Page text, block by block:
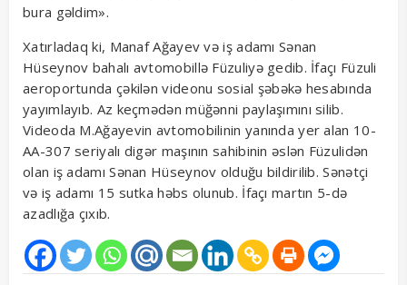
bura gəldim».
Xatırladaq ki, Manaf Ağayev və iş adamı Sənan
Hüseynov bahalı avtomobillə Füzuliyə gedib. İfaçı Füzuli
aeroportunda çəkilən videonu sosial şəbəkə hesabında
yayımlayıb. Az keçmədən müğənni paylaşımını silib.
Videoda M.Ağayevin avtomobilinin yanında yer alan 10-
AA-307 seriyalı digər maşının sahibinin əslən Füzulidən
olan iş adamı Sənan Hüseynov olduğu bildirilib. Sənətçi
və iş adamı 15 sutka həbs olunub. İfaçı martın 5-də
azadlığa çıxıb.